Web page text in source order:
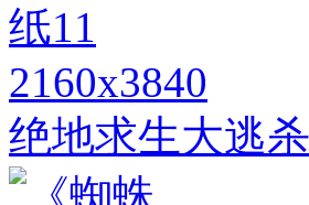
2160x3840
绝地求生大逃